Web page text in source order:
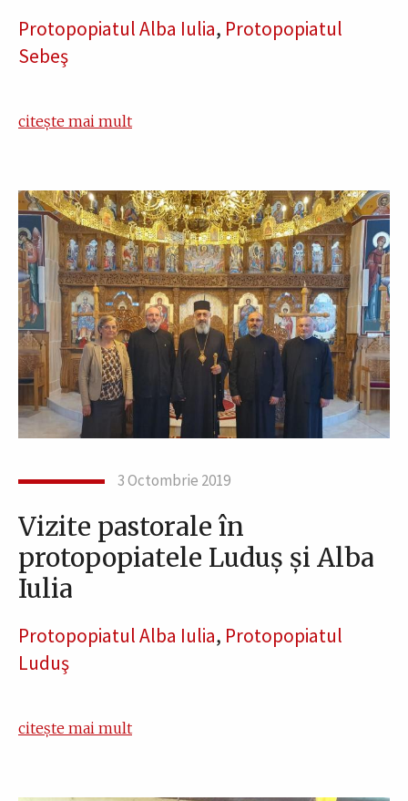
Protopopiatul Alba Iulia, Protopopiatul
Sebeş
citește mai mult
3 Octombrie 2019
Vizite pastorale în
protopopiatele Luduș și Alba
Iulia
Protopopiatul Alba Iulia, Protopopiatul
Luduş
citește mai mult